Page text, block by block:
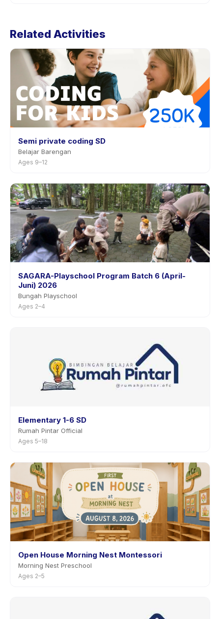
page in the app. Most providers allow rescheduling
Related Activities
Semi private coding SD
Belajar Barengan
Ages 9–12
SAGARA-Playschool Program Batch 6 (April-
Juni) 2026
Bungah Playschool
Ages 2–4
Elementary 1-6 SD
Rumah Pintar Official
Ages 5–18
Open House Morning Nest Montessori
Morning Nest Preschool
Ages 2–5